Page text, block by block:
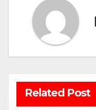
Related Post